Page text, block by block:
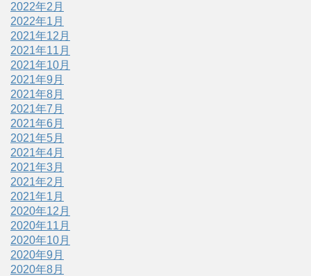
2022年2月
2022年1月
2021年12月
2021年11月
2021年10月
2021年9月
2021年8月
2021年7月
2021年6月
2021年5月
2021年4月
2021年3月
2021年2月
2021年1月
2020年12月
2020年11月
2020年10月
2020年9月
2020年8月